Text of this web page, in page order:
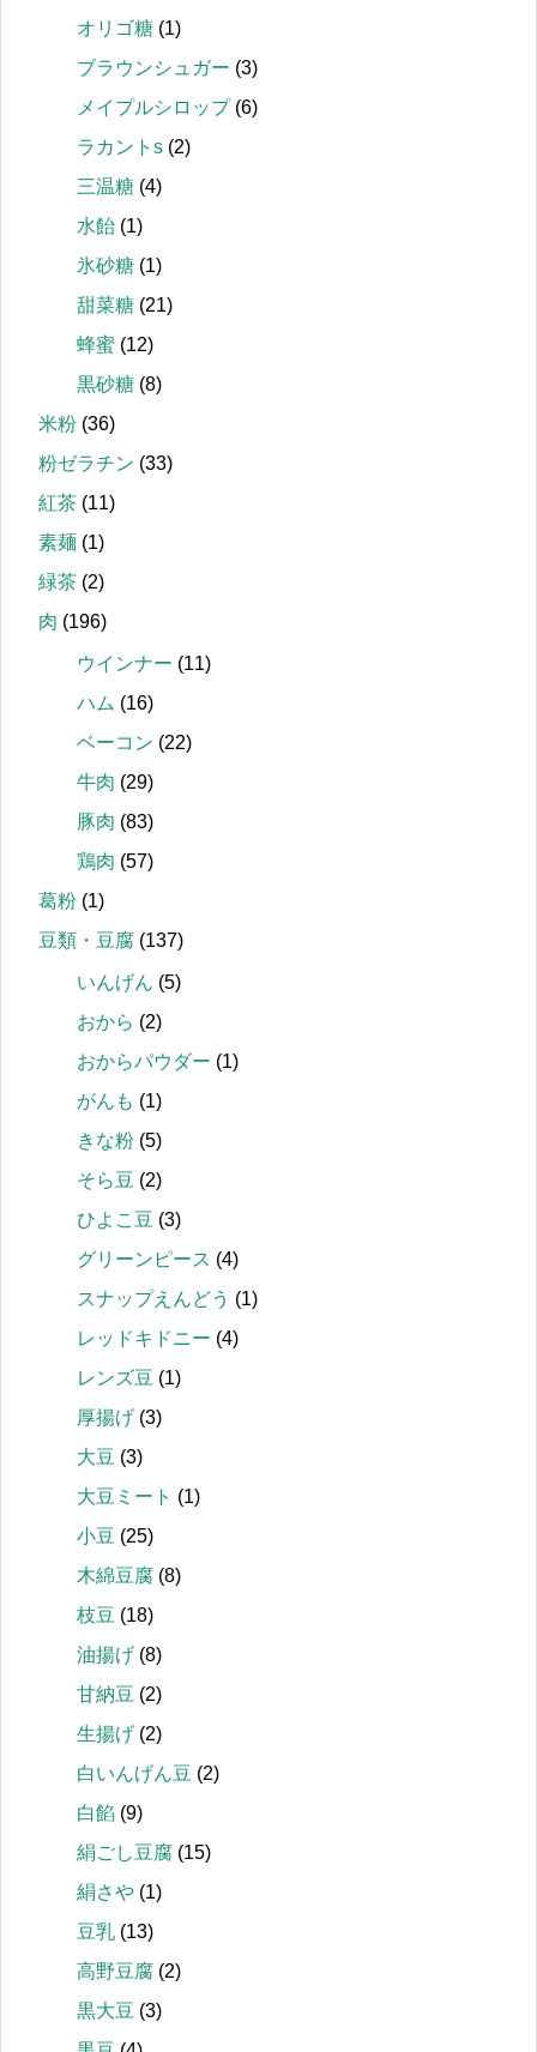
オリゴ糖 (1)
ブラウンシュガー (3)
メイプルシロップ(6)
ラカントs (2)
三温糖 (4)
水飴 (1)
氷砂糖 (1)
甜菜糖 (21)
蜂蜜 (12)
黒砂糖 (8)
米粉 (36)
粉ゼラチン (33)
紅茶 (11)
素麺 (1)
緑茶 (2)
肉 (196)
ウインナー (11)
ハム (16)
ベーコン (22)
牛肉 (29)
豚肉 (83)
鶏肉 (57)
葛粉 (1)
豆類・豆腐 (137)
いんげん (5)
おから (2)
おからパウダー (1)
がんも (1)
きな粉 (5)
そら豆 (2)
ひよこ豆 (3)
グリーンピース (4)
スナップえんどう (1)
レッドキドニー (4)
レンズ豆 (1)
厚揚げ (3)
大豆 (3)
大豆ミート (1)
小豆 (25)
木綿豆腐 (8)
枝豆 (18)
油揚げ (8)
甘納豆 (2)
生揚げ (2)
白いんげん豆 (2)
白餡 (9)
絹ごし豆腐 (15)
絹さや (1)
豆乳 (13)
高野豆腐 (2)
黒大豆 (3)